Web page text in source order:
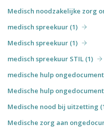
Medisch noodzakelijke zorg
medisch spreekuur (1)
Medisch spreekuur (1)
medisch spreekuur STIL (1)
medische hulp
Medische hulp
Medische nood bij uitzetting
Medische zorg aan